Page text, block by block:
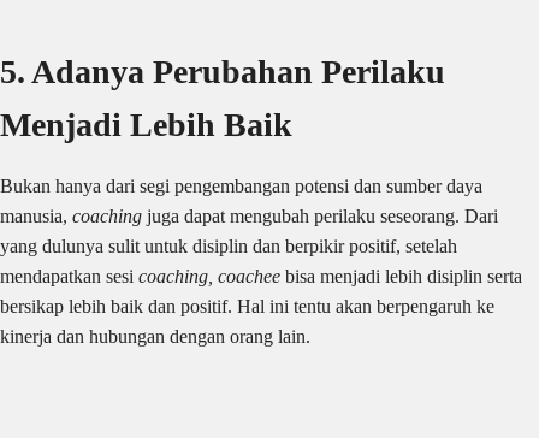
5. Adanya Perubahan Perilaku
Menjadi Lebih Baik
Bukan hanya dari segi pengembangan potensi dan sumber daya
manusia, coaching juga dapat mengubah perilaku seseorang. Dari
yang dulunya sulit untuk disiplin dan berpikir positif, setelah
mendapatkan sesi coaching, coachee bisa menjadi lebih disiplin serta
bersikap lebih baik dan positif. Hal ini tentu akan berpengaruh ke
kinerja dan hubungan dengan orang lain.